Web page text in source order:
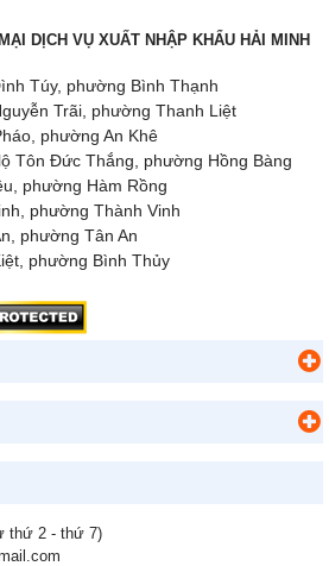
DỊCH VỤ XUẤT NHẬP KHẨU HẢI MINH
Túy, phường Bình Thạnh
Trãi, phường Thanh Liệt
phường An Khê
Tôn Đức Thắng, phường Hồng Bàng
phường Hàm Rồng
phường Thành Vinh
phường Tân An
phường Bình Thủy
thứ 2 - thứ 7)